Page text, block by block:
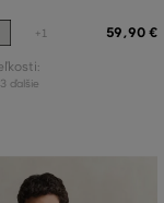
+1 59,90 €
ďalšie